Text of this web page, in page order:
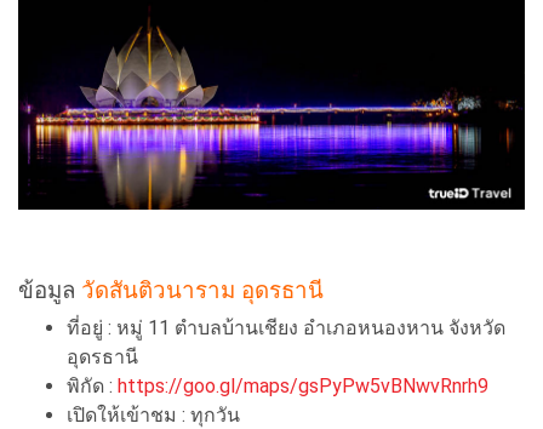
ข้อมูล วัดสันติวนาราม อุดรธานี
ที่อยู่ : หมู่ 11 ตําบลบ้านเชียง อําเภอหนองหาน จังหวัด
อุดรธานี
พิกัด : https://goo.gl/maps/gsPyPw5vBNwvRnrh9
เปิดให้เข้าชม : ทุกวัน